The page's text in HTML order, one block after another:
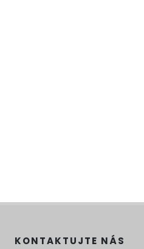
KONTAKTUJTE NÁS